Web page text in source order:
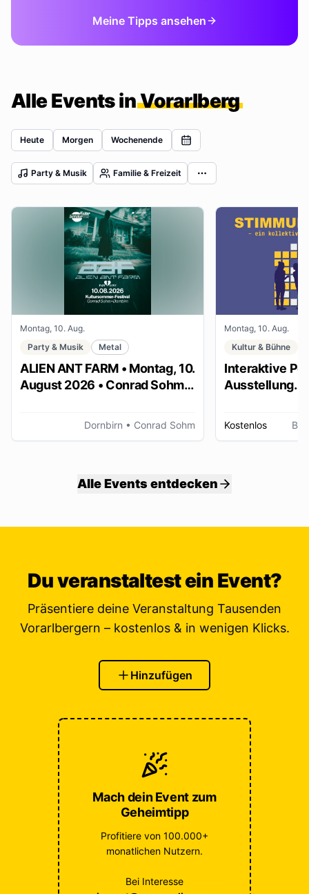
Meine Tipps ansehen
Alle Events inVorarlberg
Heute Morgen Wochenende
Party & Musik Familie & Freizeit
Montag, 10. Aug.
Party & Musik
Metal
ALIEN ANT FARM • Montag, 10.
August 2026 • Conrad Sohm
Dornbirn • Conrad Sohm
Montag, 10. Aug.
Kultur & Bühne
Interaktive
Ausstellung
Kostenlos
Alle Events entdecken
Du veranstaltest ein Event?
Präsentiere deine Veranstaltung Tausenden
Vorarlbergern – kostenlos & in wenigen Klicks.
Hinzufügen
Mach dein Event zum
Geheimtipp
Profitiere von 100.000+
monatlichen Nutzern.
Bei Interesse